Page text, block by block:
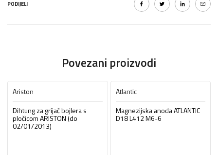
PODIJELI
Povezani proizvodi
Ariston
Dihtung za grijač bojlera s
pločicom ARISTON (do
02/01/2013)
Atlantic
Magnezijska anoda ATLANTIC
D18 L412 M6-6